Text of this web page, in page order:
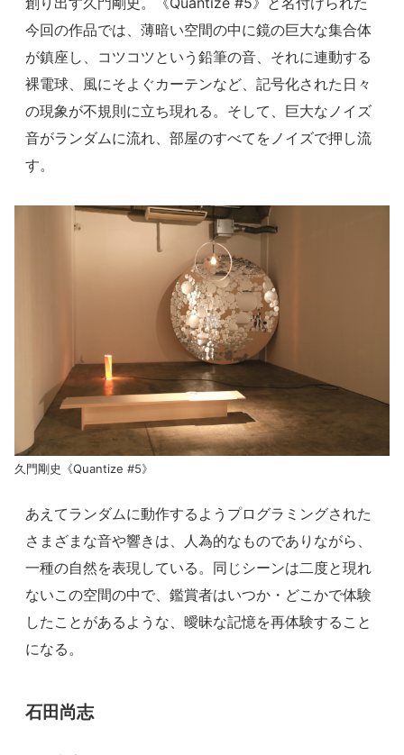
今回の作品では、薄暗い空間の中に鏡の巨大な集合体
が鎮座し、コツコツという鉛筆の音、それに連動する
裸電球、風にそよぐカーテンなど、記号化された日々
の現象が不規則に立ち現れる。そして、巨大なノイズ
音がランダムに流れ、部屋のすべてをノイズで押し流
す。
久門剛史《Quantize #5》
あえてランダムに動作するようプログラミングされた
さまざまな音や響きは、人為的なものでありながら、
一種の自然を表現している。同じシーンは二度と現れ
ないこの空間の中で、鑑賞者はいつか・どこかで体験
したことがあるような、曖昧な記憶を再体験すること
になる。
石田尚志